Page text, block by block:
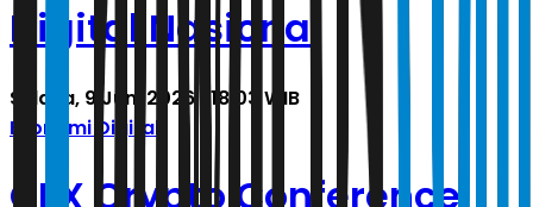
Digital Nasional
Selasa, 9 Juni 2026 | 18.03 WIB
Ekonomi Digital
CFX Crypto Conference